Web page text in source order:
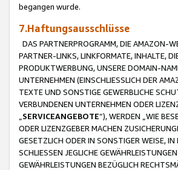
begangen wurde.
7.Haftungsausschlüsse
DAS PARTNERPROGRAMM, DIE AMAZON-
PARTNER-LINKS, LINKFORMATE, INHALTE,
PRODUKTWERBUNG, UNSERE DOMAIN-
UNTERNEHMEN (EINSCHLIESSLICH DER
TEXTE UND SONSTIGE GEWERBLICHE
VERBUNDENEN UNTERNEHMEN ODER
SERVICEANGEBOTE“), WERDEN „WIE
ODER LIZENZGEBER MACHEN
GESETZLICH ODER IN SONSTIGER WEISE,
SCHLIESSEN JEGLICHE
GEWÄHRLEISTUNGEN BEZÜGLICH